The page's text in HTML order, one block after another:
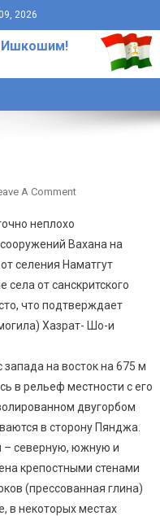
2026
Ишкошим!
A CommentOn Крепость
Н.э.)
неплохо
Вахана на
селения Наматгут
от санскритского
что подтверждает
Хазрат- Шо-и
на восток на 675 м
в рельеф местности с его
двугорбом
в сторону Пянджа.
– северную, южную и
крепостными стенами
(прессованная глина)
в некоторых местах